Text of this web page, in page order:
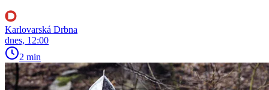
Karlovarská Drbna
dnes, 12:00
2 min